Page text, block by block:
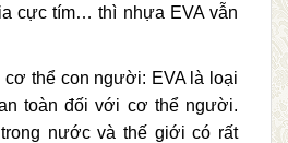
cực tím… thì nhựa EVA vẫn
thể con người: EVA là loại
toàn đối với cơ thể người.
nước và thế giới có rất